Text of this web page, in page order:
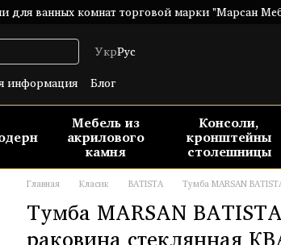
для ванных комнат торговой марки "Марсан
УкрРус
информация
Блог
Мебель из
акрилового
камня
Консоли,
кронштейны
столешницы
Главная Класик BATISTA Тумба MARSAN
Тумба MARSAN